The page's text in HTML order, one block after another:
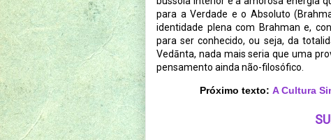
para a Verdade e o Absoluto
identidade plena com Brahman e,
para ser conhecido, ou seja, da
Vedānta, nada mais seria que uma
pensamento ainda não-filosófico.
Próximo texto: A Cultura